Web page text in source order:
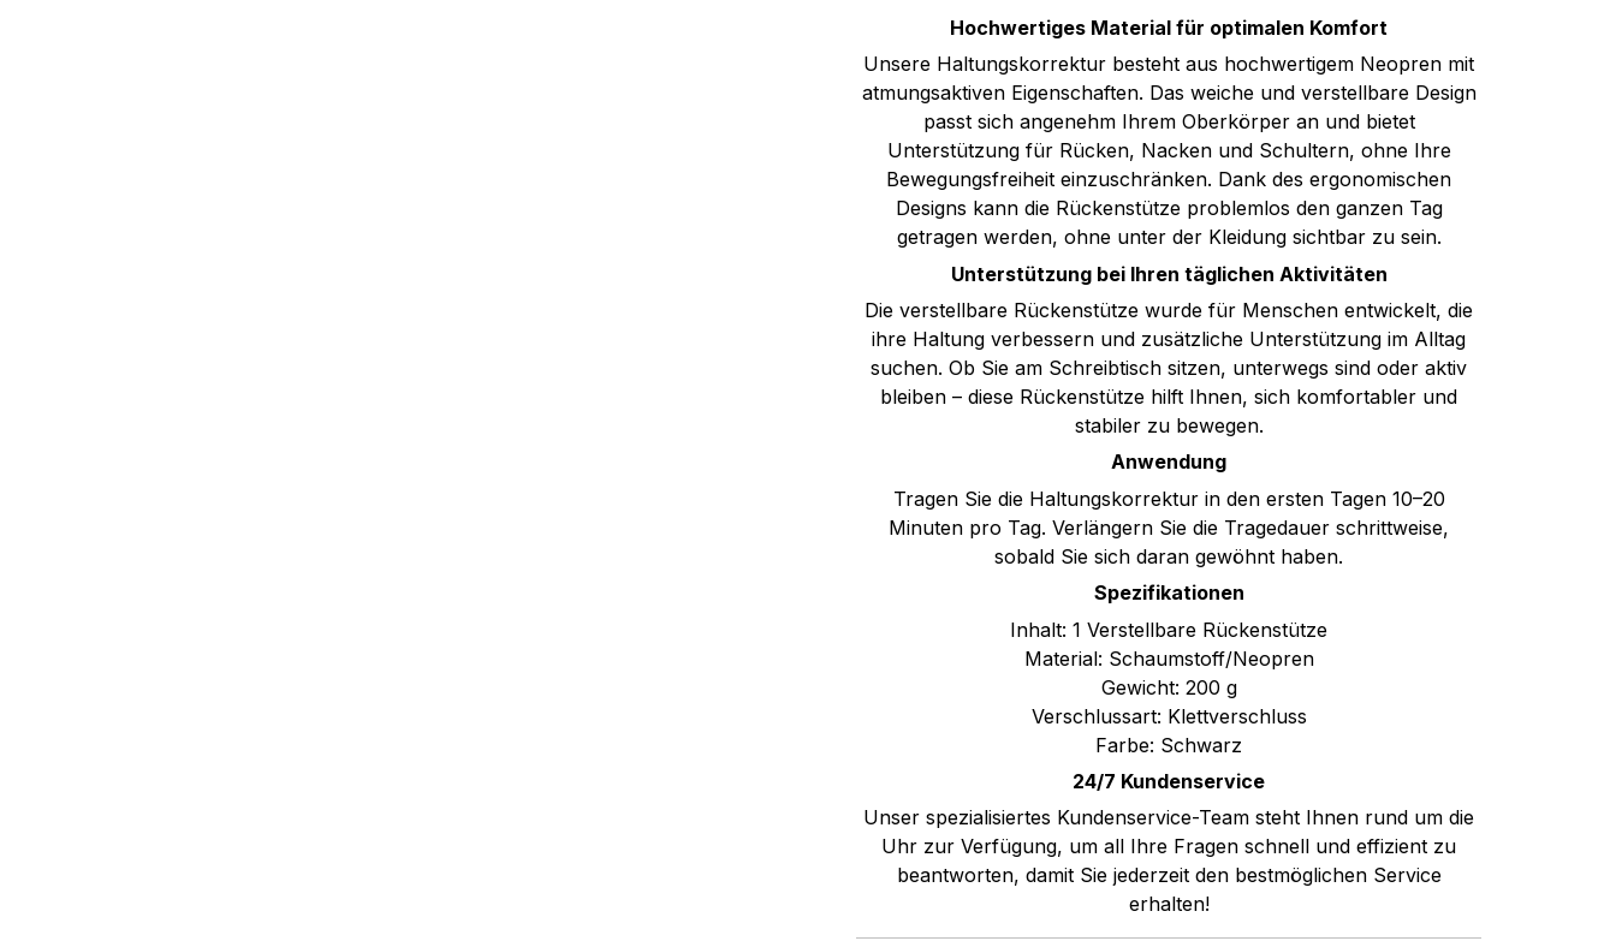
Hochwertiges Material für optimalen Komfort
Unsere Haltungskorrektur besteht aus hochwertigem Neopren mit
atmungsaktiven Eigenschaften. Das weiche und verstellbare Design
passt sich angenehm Ihrem Oberkörper an und bietet
Unterstützung für Rücken, Nacken und Schultern, ohne Ihre
Bewegungsfreiheit einzuschränken. Dank des ergonomischen
Designs kann die Rückenstütze problemlos den ganzen Tag
getragen werden, ohne unter der Kleidung sichtbar zu sein.
Unterstützung bei Ihren täglichen Aktivitäten
Die verstellbare Rückenstütze wurde für Menschen entwickelt, die
ihre Haltung verbessern und zusätzliche Unterstützung im Alltag
suchen. Ob Sie am Schreibtisch sitzen, unterwegs sind oder aktiv
bleiben – diese Rückenstütze hilft Ihnen, sich komfortabler und
stabiler zu bewegen.
Anwendung
Tragen Sie die Haltungskorrektur in den ersten Tagen 10–20
Minuten pro Tag. Verlängern Sie die Tragedauer schrittweise,
sobald Sie sich daran gewöhnt haben.
Spezifikationen
Inhalt: 1 Verstellbare Rückenstütze
Material: Schaumstoff/Neopren
Gewicht: 200 g
Verschlussart: Klettverschluss
Farbe: Schwarz
24/7 Kundenservice
Unser spezialisiertes Kundenservice-Team steht Ihnen rund um die
Uhr zur Verfügung, um all Ihre Fragen schnell und effizient zu
beantworten, damit Sie jederzeit den bestmöglichen Service
erhalten!